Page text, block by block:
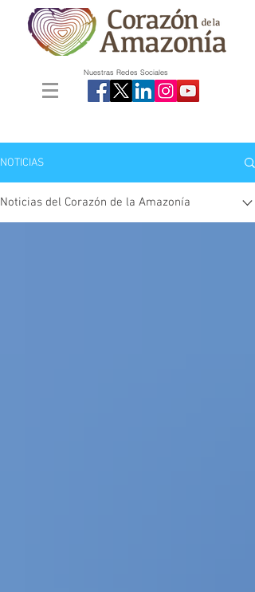
Nuestras Redes Sociales
NOTICIAS
Noticias del Corazón de la Amazonía